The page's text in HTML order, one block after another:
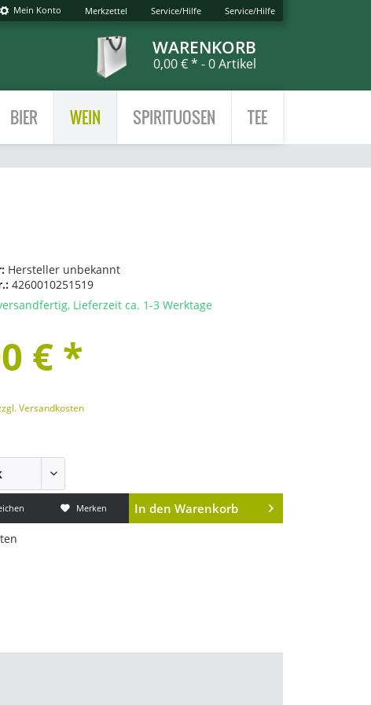
Mein Konto Merkzettel Service/Hilfe Service/Hilfe
WARENKORB
0,00 € * - 0 Artikel
BIER WEIN SPIRITUOSEN TEE
Hersteller unbekannt
4260010251519
Lieferzeit ca. 1-3 Werktage
€ *
Versandkosten
Merken In den Warenkorb